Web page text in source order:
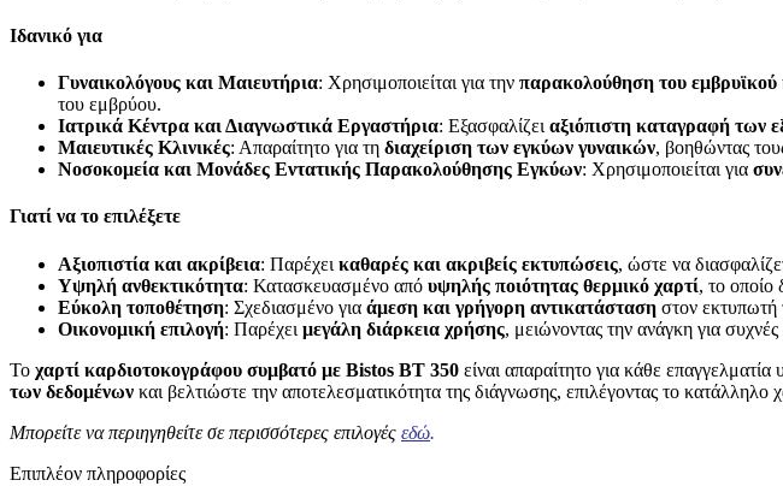
Ιδανικό για
Γυναικολόγους και Μαιευτήρια: Χρησιμοποιείται για την παρακολούθηση του
του εμβρύου.
Ιατρικά Κέντρα και Διαγνωστικά Εργαστήρια: Εξασφαλίζει αξιόπιστη καταγραφή των
Μαιευτικές Κλινικές: Απαραίτητο για τη διαχείριση των εγκύων γυναικών, βοηθώντας
Νοσοκομεία και Μονάδες Εντατικής Παρακολούθησης Εγκύων: Χρησιμοποιείται για
Γιατί να το επιλέξετε
Αξιοπιστία και ακρίβεια: Παρέχει καθαρές και ακριβείς εκτυπώσεις, ώστε να
Υψηλή ανθεκτικότητα: Κατασκευασμένο από υψηλής ποιότητας θερμικό χαρτί, το οποίο
Εύκολη τοποθέτηση: Σχεδιασμένο για άμεση και γρήγορη αντικατάσταση στον
Οικονομική επιλογή: Παρέχει μεγάλη διάρκεια χρήσης, μειώνοντας την ανάγκη για
Το χαρτί καρδιοτοκογράφου συμβατό με Bistos BT 350 είναι απαραίτητο για κάθε επαγγελματία
των δεδομένων και βελτιώστε την αποτελεσματικότητα της διάγνωσης, επιλέγοντας το κατάλληλο
Μπορείτε να περιηγηθείτε σε περισσότερες επιλογές εδώ.
Επιπλέον πληροφορίες